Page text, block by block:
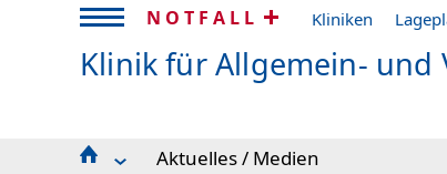
NOTFALL Kliniken
Klinik für Allgemein- und
Aktuelles / Medien